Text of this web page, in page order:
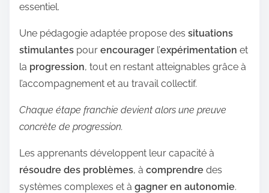
essentiel.
Une pédagogie adaptée propose des situations
stimulantes pour encourager l’expérimentation et
la progression, tout en restant atteignables grâce à
l’accompagnement et au travail collectif.
Chaque étape franchie devient alors une preuve
concrète de progression.
Les apprenants développent leur capacité à
résoudre des problèmes, à comprendre des
systèmes complexes et à gagner en autonomie.